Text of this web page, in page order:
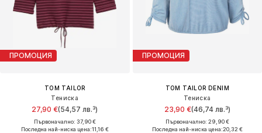
ПРОМОЦИЯ
TOM TAILOR
Тениска
27,90 €(54,57 лв.³)
Първоначално: 37,90 €
Последна най-ниска цена:11,16 €
ПРОМОЦИЯ
TOM TAILOR DENIM
Тениска
23,90 €(46,74 лв.³)
Първоначално: 29,90 €
Последна най-ниска цена:20,32 €